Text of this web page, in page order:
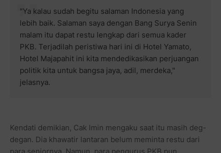
"Ya kalau sudah begitu salaman Indonesia yang
lebih baik. Salaman saya dengan Bang Surya Senin
malam itu dapat restu lengkap dari semua kader
PKB. Terjadilah peristiwa hari ini di Hotel Yamato,
Hotel Majapahit ini kita mendedikasikan perjuangan
politik kita untuk bangsa jaya, adil, merdeka,"
jelasnya.
Kendati demikian, Cak Imin mengaku saat itu masih deg-
degan. Dia khawatir lantaran belum meminta restu dari